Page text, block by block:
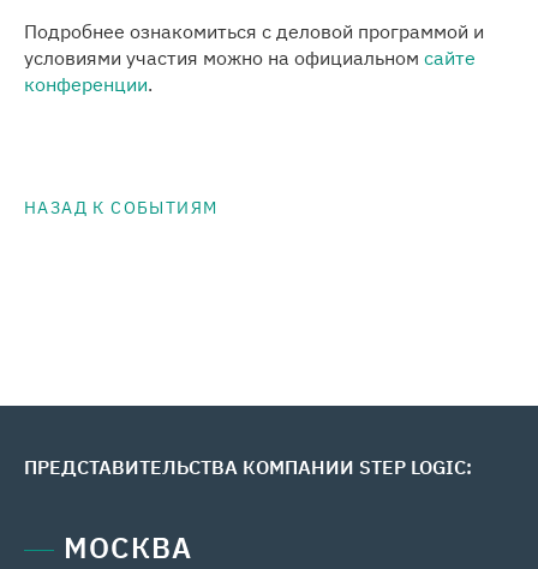
Подробнее ознакомиться с деловой программой и
условиями участия можно на официальном сайте
конференции.
НАЗАД К СОБЫТИЯМ
ПРЕДСТАВИТЕЛЬСТВА КОМПАНИИ STEP LOGIC:
МОСКВА